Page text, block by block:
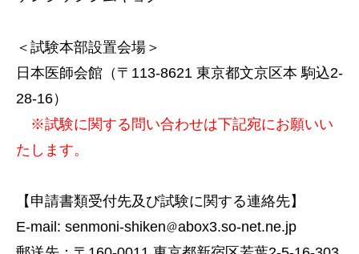
＜試験本部設置会場＞
日本医師会館（〒113-8621 東京都文京区本 駒込2-
28-16）
※試験に関する問い合わせは下記宛にお願いい
たします。
【申請書類受付先及び試験に関する連絡先】
E-mail: senmoni-shiken
abox3.so-net.ne.jp